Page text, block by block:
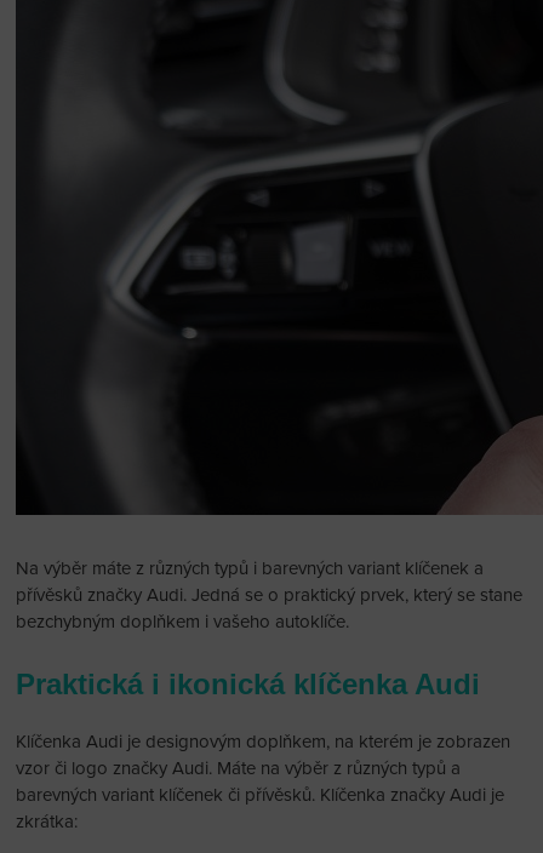
Na výběr máte z různých typů i barevných variant klíčenek a
přívěsků značky Audi. Jedná se o praktický prvek, který se stane
bezchybným doplňkem i vašeho autoklíče.
Praktická i ikonická klíčenka Audi
Klíčenka Audi je designovým doplňkem, na kterém je zobrazen
vzor či logo značky Audi. Máte na výběr z různých typů a
barevných variant klíčenek či přívěsků. Klíčenka značky Audi je
zkrátka: